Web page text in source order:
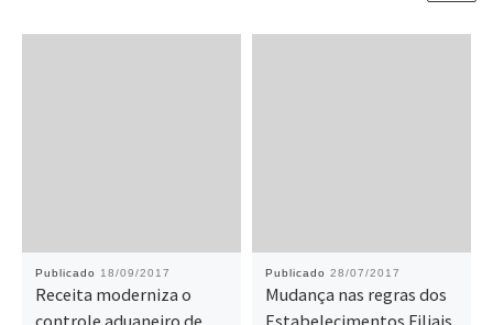
Publicado 18/09/2017
Receita moderniza o
Publicado 28/07/2017
Mudança nas regras dos